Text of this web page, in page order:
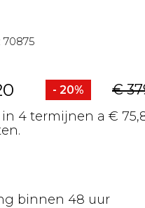
70875
- 20% €
in 4 termijnen a €
binnen 48 uur